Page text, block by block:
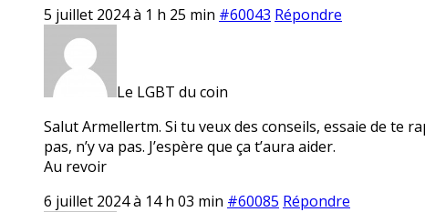
5 juillet 2024 à 1 h 25 min #60043 Répondre
Le LGBT du coin
Salut Armellertm. Si tu veux des conseils, essaie de te
pas, n’y va pas. J’espère que ça t’aura aider.
Au revoir
6 juillet 2024 à 14 h 03 min #60085 Répondre